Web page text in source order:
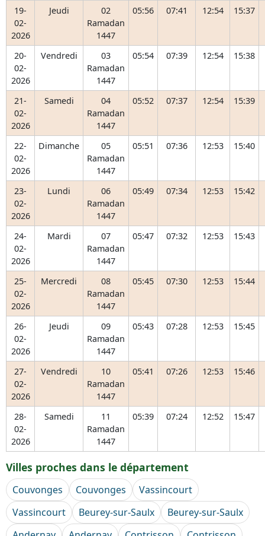
19-
02-
2026
Jeudi
02
Ramadan
1447
05:56 07:41 12:54 15:37
20-
02-
2026
Vendredi
03
Ramadan
1447
05:54 07:39 12:54 15:38
21-
02-
2026
Samedi
04
Ramadan
1447
05:52 07:37 12:54 15:39
22-
02-
2026
Dimanche
05
Ramadan
1447
05:51 07:36 12:53 15:40
23-
02-
2026
Lundi
06
Ramadan
1447
05:49 07:34 12:53 15:42
24-
02-
2026
Mardi
07
Ramadan
1447
05:47 07:32 12:53 15:43
25-
02-
2026
Mercredi
08
Ramadan
1447
05:45 07:30 12:53 15:44
26-
02-
2026
Jeudi
09
Ramadan
1447
05:43 07:28 12:53 15:45
27-
02-
2026
Vendredi
10
Ramadan
1447
05:41 07:26 12:53 15:46
28-
02-
2026
Samedi
11
Ramadan
1447
05:39 07:24 12:52 15:47
Villes proches dans le département
Couvonges Couvonges
Vassincourt
Vassincourt
Beurey-sur-Saulx
Beurey-sur-Saulx